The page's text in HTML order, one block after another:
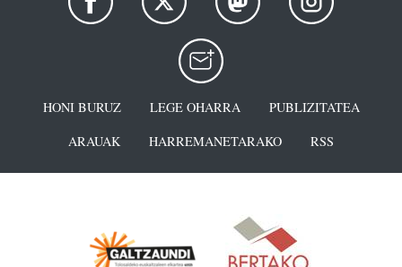
HONI BURUZ LEGE OHARRA
PUBLIZITATEA
ARAUAK
HARREMANETARAKO RSS